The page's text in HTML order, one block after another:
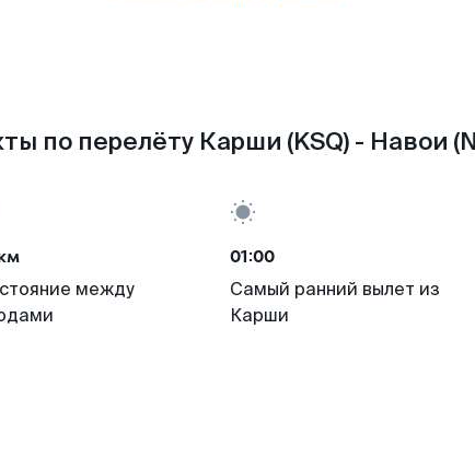
по перелёту Карши (KSQ) - Навои
между
01:00
Самый ранний вылет из
Карши